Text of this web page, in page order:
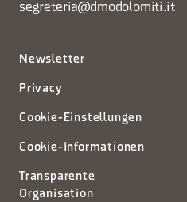
segreteria@dmodolomiti.it
Newsletter
Privacy
Cookie-Einstellungen
Cookie-Informationen
Transparente
Organisation